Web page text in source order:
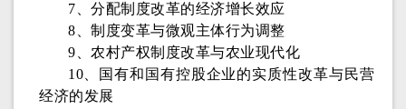
7、分配制度改革的经济增长效应
8、制度变革与微观主体行为调整
9、农村产权制度改革与农业现代化
10、国有和国有控股企业的实质性改革与民营
经济的发展